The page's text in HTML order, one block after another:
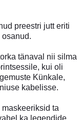
preestri jutt eriti
osanud.
tänaval nii silma
kui oli
Künkale,
kabelisse.
ta
ka legendide